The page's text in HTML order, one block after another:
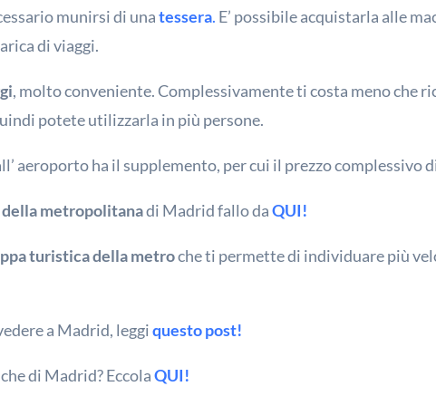
munirsi di unatessera. E’ possibile acquistarla alle
di viaggi.
, molto conveniente. Complessivamente ti costa meno che
potete utilizzarla in più persone.
aeroporto ha il supplemento, per cui il prezzo complessivo
della metropolitanadi Madrid fallo daQUI!
turistica della metroche ti permette di individuare più
a Madrid, leggiquesto post!
di Madrid? EccolaQUI!